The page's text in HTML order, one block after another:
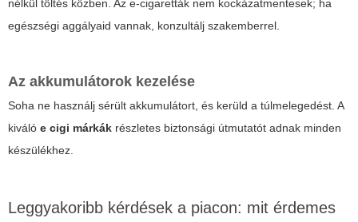
nélkül töltés közben. Az e-cigaretták nem kockázatmentesek; ha
egészségi aggályaid vannak, konzultálj szakemberrel.
Az akkumulátorok kezelése
Soha ne használj sérült akkumulátort, és kerüld a túlmelegedést. A
kiváló e cigi márkák részletes biztonsági útmutatót adnak minden
készülékhez.
Leggyakoribb kérdések a piacon: mit érdemes